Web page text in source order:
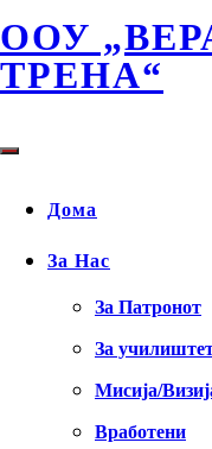
ООУ
ТРЕНА“
Дома
За Нас
За Патронот
За
Мисија/
Вработени